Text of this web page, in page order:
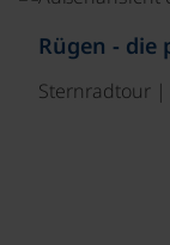
Rügen -
Sternradtour |